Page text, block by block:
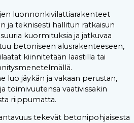
luonnonkivilattiarakenteet
ja teknisesti hallitun ratkaisun
kuormituksia ja jatkuvaa
betoniseen alusrakenteeseen,
kiinnitetään laastilla tai
luo jäykän ja vakaan perustan,
toimivuutensa vaativissakin
riippumatta.
tekevät betonipohjaisesta